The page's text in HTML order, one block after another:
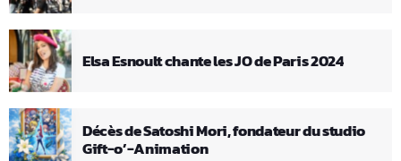
Elsa Esnoult chante les JO de Paris 2024
Décès de Satoshi Mori, fondateur du studio
Gift-o’-Animation